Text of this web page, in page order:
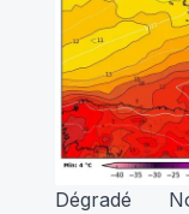
Dégradé